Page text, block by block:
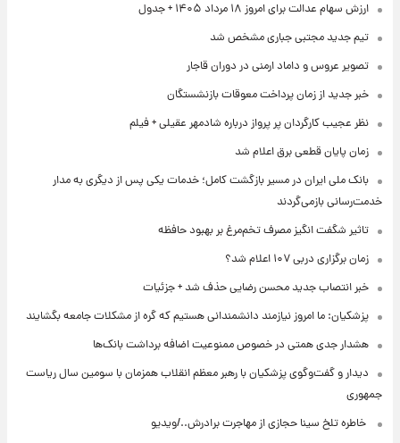
ارزش سهام عدالت برای امروز ۱۸ مرداد ۱۴۰۵ + جدول
تیم جدید مجتبی جباری مشخص شد
تصویر عروس و داماد ارمنی در دوران قاجار
خبر جدید از زمان پرداخت معوقات بازنشستگان
نظر عجیب کارگردان پر پرواز درباره شادمهر عقیلی + فیلم
زمان پایان قطعی برق اعلام شد
بانک ملی ایران در مسیر بازگشت کامل؛ خدمات یکی پس از دیگری به مدار
خدمت‌رسانی بازمی‌گردند
تاثیر شگفت انگیز مصرف تخم‌مرغ بر بهبود حافظه
زمان برگزاری دربی ۱۰۷ اعلام شد؟
خبر انتصاب جدید محسن رضایی حذف شد + جزئیات
پزشکیان: ما امروز نیازمند دانشمندانی هستیم که گره از مشکلات جامعه بگشایند
هشدار جدی همتی در خصوص ممنوعیت اضافه ‌برداشت بانک‌ها
دیدار و گفت‌وگوی پزشکیان با رهبر معظم انقلاب همزمان با سومین سال ریاست
جمهوری
⁨ خاطره تلخ سینا حجازی از مهاجرت برادرش../ویدیو